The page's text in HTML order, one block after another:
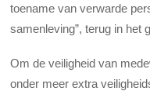
toename van verwarde
samenleving”, terug in het
Om de veiligheid van
onder meer extra